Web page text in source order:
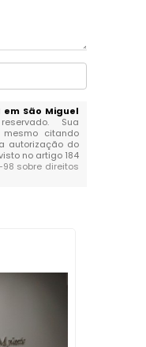
em São Miguel
Sua
citando
autorização do
no artigo 184
98 sobre direitos